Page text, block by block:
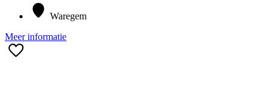
Waregem
Meer informatie